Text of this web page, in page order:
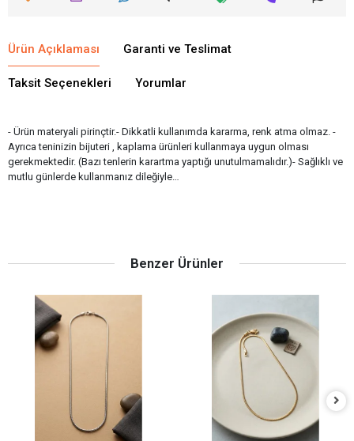
Ürün Açıklaması Garanti ve Teslimat
Taksit Seçenekleri Yorumlar
- Ürün materyali pirinçtir.- Dikkatli kullanımda kararma, renk atma olmaz. -
Ayrıca teninizin bijuteri , kaplama ürünleri kullanmaya uygun olması
gerekmektedir. (Bazı tenlerin karartma yaptığı unutulmamalıdır.)- Sağlıklı ve
mutlu günlerde kullanmanız dileğiyle…
Benzer Ürünler